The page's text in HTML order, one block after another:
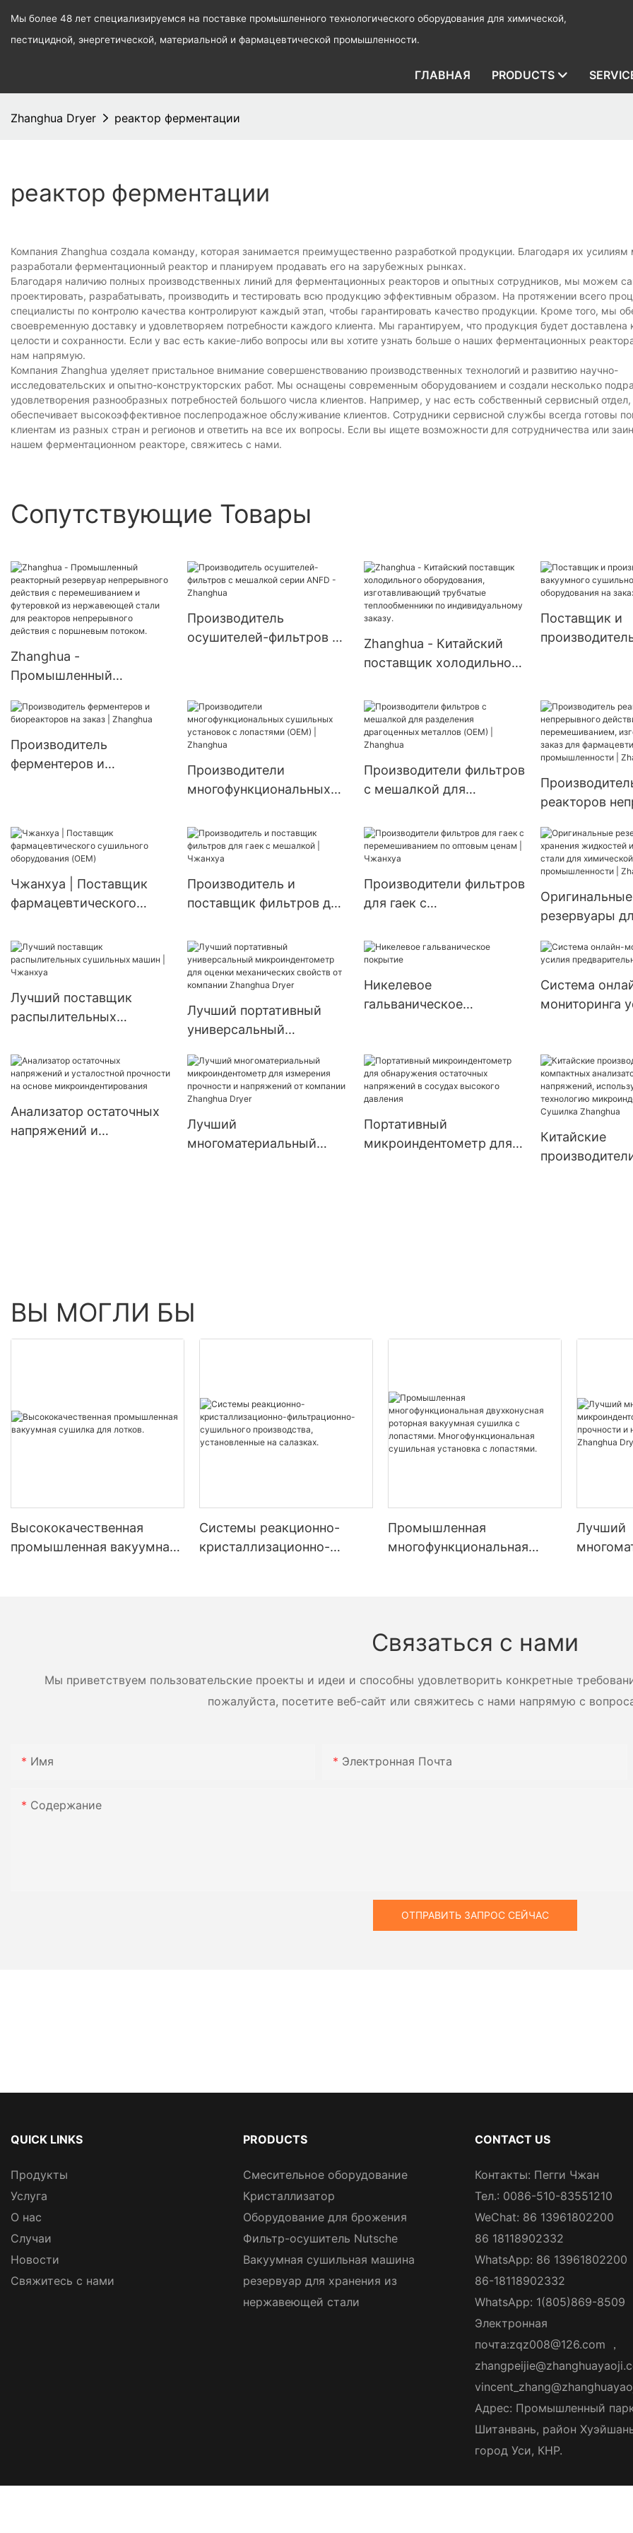
Мы более 48 лет специализируемся на поставке промышленного технологического оборудования для химической,
пестицидной, энергетической, материальной и фармацевтической промышленности.
ГЛАВНАЯ PRODUCTS
Zhanghua Dryer реактор ферментации
реактор ферментации
Компания Zhanghua создала команду, которая занимается преимущественно разработкой продукции. Благодаря их
разработали ферментационный реактор и планируем продавать его на зарубежных рынках.
Благодаря наличию полных производственных линий для ферментационных реакторов и опытных сотрудников, мы можем
проектировать, разрабатывать, производить и тестировать всю продукцию эффективным образом. На протяжении всего
специалисты по контролю качества контролируют каждый этап, чтобы гарантировать качество продукции. Кроме того, мы
своевременную доставку и удовлетворяем потребности каждого клиента. Мы гарантируем, что продукция будет доставлена
целости и сохранности. Если у вас есть какие-либо вопросы или вы хотите узнать больше о наших ферментационных
нам напрямую.
Компания Zhanghua уделяет пристальное внимание совершенствованию производственных технологий и развитию научно-
исследовательских и опытно-конструкторских работ. Мы оснащены современным оборудованием и создали несколько
удовлетворения разнообразных потребностей большого числа клиентов. Например, у нас есть собственный сервисный
обеспечивает высокоэффективное послепродажное обслуживание клиентов. Сотрудники сервисной службы всегда готовы
клиентам из разных стран и регионов и ответить на все их вопросы. Если вы ищете возможности для сотрудничества или
нашем ферментационном реакторе, свяжитесь с нами.
Сопутствующие Товары
Zhanghua -
Промышленный
непрерывного действия с
футеровкой из
нержавеющей стали для
потоком.
Производитель
осушителей-фильтров с
Zhanghua - Китайский
поставщик холодильного
изготавливающий
трубчатые
теплообменники по
Поставщик и
Производитель
ферментеров и
Производители
многофункциональных
лопастями (OEM) |
Zhanghua
Производители фильтров
с мешалкой для
металлов (OEM) |
Zhanghua
реакторов
изготовленных
для
Zhanghua
Чжанхуа | Поставщик
фармацевтического
оборудования (OEM)
Производитель и
поставщик фильтров для
Чжанхуа
Производители фильтров
для гаек с
оптовым ценам |
Чжанхуа
Оригинальные
резервуары
нержавеющей
Zhanghua
Лучший поставщик
распылительных
Чжанхуа
Лучший портативный
универсальный
оценки механических
свойств от компании
Zhanghua Dryer
Никелевое
гальваническое
Система
мониторинга
Анализатор остаточных
напряжений и
Лучший
многоматериальный
Портативный
микроиндентометр для
Китайские
ВЫ МОГЛИ БЫ
Высококачественная
промышленная вакуумная
Системы реакционно-
кристаллизационно-
Промышленная
многофункциональная
сушильная установка с
Лучший
Связаться с нами
Мы приветствуем пользовательские проекты и идеи и способны удовлетворить конкретные
пожалуйста, посетите веб-сайт или свяжитесь с нами напрямую с
Имя Электронная Почта
Содержание
ОТПРАВИТЬ ЗАПРОС СЕЙЧАС
QUICK LINKS
Продукты
Услуга
О нас
Случаи
Новости
Свяжитесь с нами
PRODUCTS
Смесительное оборудование
Кристаллизатор
Оборудование для брожения
Фильтр-осушитель Nutsche
Вакуумная сушильная машина
резервуар для хранения из
нержавеющей стали
CONTACT US
Контакты: Пегги Чжан
Тел.: 0086-510-83551210
WeChat: 86 13961802200
86 18118902332
WhatsApp: 86 13961802200
86-18118902332
WhatsApp: 1(805)869-8509
Электронная
почта:zqz008@126.com ，
Адрес: Промышленный
Шитанвань, район
город Уси, КНР.